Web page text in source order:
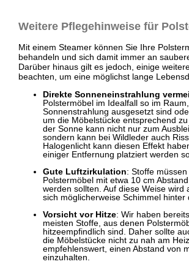
Weitere Pflegehinweise für
Mit einem Steamer können Sie Ihre
behandeln und sich damit immer an
Darüber hinaus gilt es jedoch, einige
beachten, um eine möglichst lange
Direkte Sonneneinstrahlung
Polstermöbel im Idealfall so im
Sonnenstrahlung ausgesetzt sind
um die Möbelstücke entsprechend
der Sonne kann nicht nur zum
sondern kann bei Wildleder auch
Halogenlicht kann diesen Effekt
einiger Entfernung platziert werden
Gute Luftzirkulation: Stoffe
Polstermöbel mit etwa 10 cm
werden sollten. Auf diese Weise wird
sich möglicherweise Schimmel hinter
Vorsicht vor Hitze: Wir haben
meisten Stoffe, aus denen
hitzeempfindlich sind. Daher sollte
die Möbelstücke nicht zu nah am
empfehlenswert, einen Abstand von
einzuhalten.